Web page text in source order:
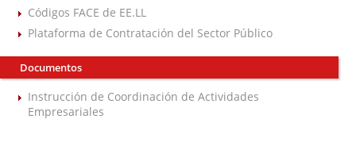
Códigos FACE de EE.LL
Plataforma de Contratación del Sector Público
Documentos
Instrucción de Coordinación de Actividades
Empresariales